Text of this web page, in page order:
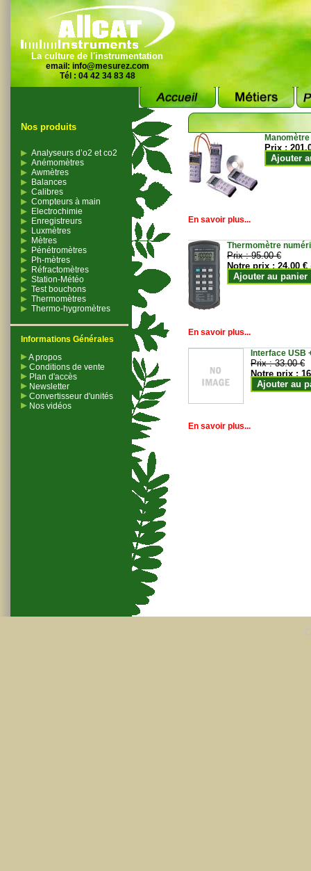
La culture de l'instrumentation
email: info@mesurez.com
Tél : 04 42 34 83 48
Nos produits
Analyseurs d’o2 et co2
Anémomètres
Awmètres
Balances
Calibres
Compteurs à main
Electrochimie
Enregistreurs
Luxmètres
Mètres
Pénétromètres
Ph-mètres
Réfractomètres
Station-Météo
Test bouchons
Thermomètres
Thermo-hygromètres
Informations Générales
A propos
Conditions de vente
Plan d'accès
Newsletter
Convertisseur d'unités
Nos vidéos
Prix :
Ajouter
En savoir plus...
Thermomètre
Prix :95.00 €
Notre prix :24.00 €
Ajouter au panier
En savoir plus...
Interface USB
Prix :33.00 €
Notre prix :
Ajouter au
En savoir plus...